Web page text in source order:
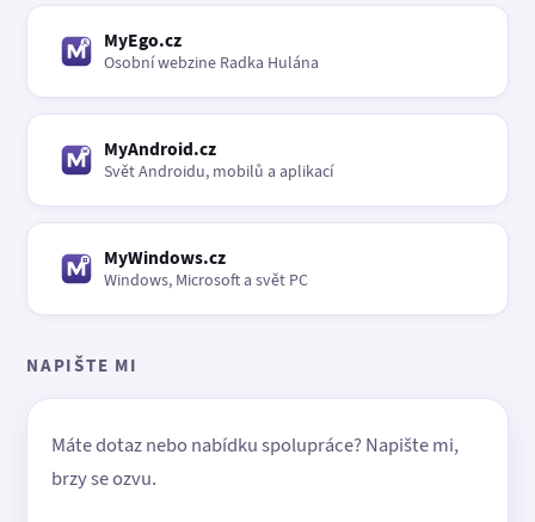
MyEgo.cz
Osobní webzine Radka Hulána
MyAndroid.cz
Svět Androidu, mobilů a aplikací
MyWindows.cz
Windows, Microsoft a svět PC
NAPIŠTE MI
Máte dotaz nebo nabídku spolupráce? Napište mi,
brzy se ozvu.